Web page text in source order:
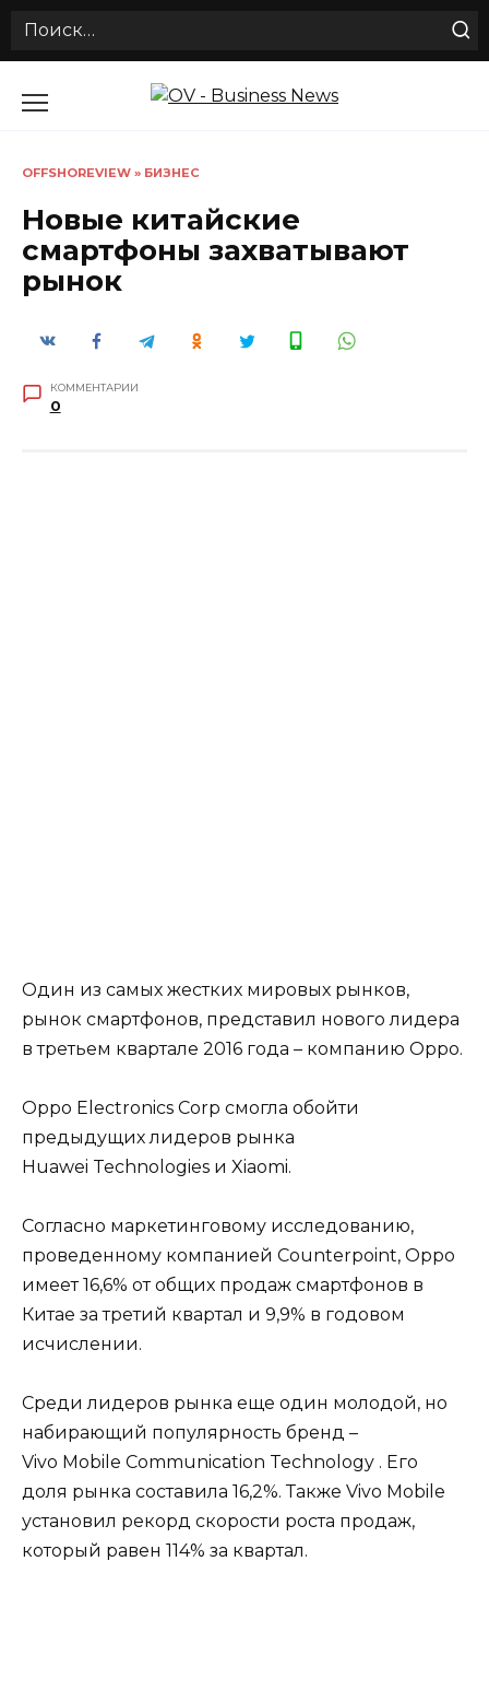
Search
OFFSHOREVIEW » БИЗНЕС
Новые китайские
смартфоны захватывают
рынок
КОММЕНТАРИИ
0
Один из самых жестких мировых рынков,
рынок смартфонов, представил нового лидера
в третьем квартале 2016 года – компанию Oppo.
Oppo Electronics Corp смогла обойти
предыдущих лидеров рынка
Huawei Technologies и Xiaomi.
Согласно маркетинговому исследованию,
проведенному компанией Counterpoint, Oppo
имеет 16,6% от общих продаж смартфонов в
Китае за третий квартал и 9,9% в годовом
исчислении.
Среди лидеров рынка еще один молодой, но
набирающий популярность бренд –
Vivo Mobile Communication Technology . Его
доля рынка составила 16,2%. Также Vivo Mobile
установил рекорд скорости роста продаж,
который равен 114% за квартал.